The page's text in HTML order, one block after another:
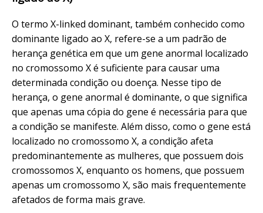
O termo X-linked dominant, também conhecido como
dominante ligado ao X, refere-se a um padrão de
herança genética em que um gene anormal localizado
no cromossomo X é suficiente para causar uma
determinada condição ou doença. Nesse tipo de
herança, o gene anormal é dominante, o que significa
que apenas uma cópia do gene é necessária para que
a condição se manifeste. Além disso, como o gene está
localizado no cromossomo X, a condição afeta
predominantemente as mulheres, que possuem dois
cromossomos X, enquanto os homens, que possuem
apenas um cromossomo X, são mais frequentemente
afetados de forma mais grave.